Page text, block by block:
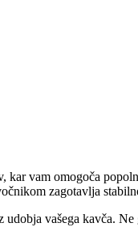
kar vam omogoča
zagotavlja
vašega kavča.